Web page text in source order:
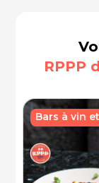
RPPP
Bars à vin